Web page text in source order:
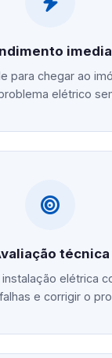
para chegar ao
elétrico
técnica
elétrica
e corrigir o